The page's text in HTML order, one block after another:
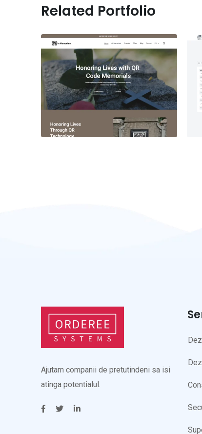
Related Portfolio
Ajutam companii de pretutindeni sa isi
atinga potentialul.